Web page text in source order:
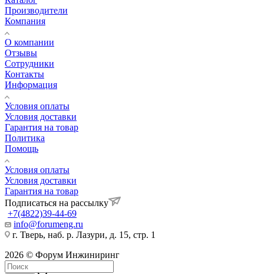
Производители
Компания
О компании
Отзывы
Сотрудники
Контакты
Информация
Условия оплаты
Условия доставки
Гарантия на товар
Политика
Помощь
Условия оплаты
Условия доставки
Гарантия на товар
Подписаться на рассылку
+7(4822)39-44-69
info@forumeng.ru
г. Тверь, наб. р. Лазури, д. 15, стр. 1
2026 © Форум Инжиниринг